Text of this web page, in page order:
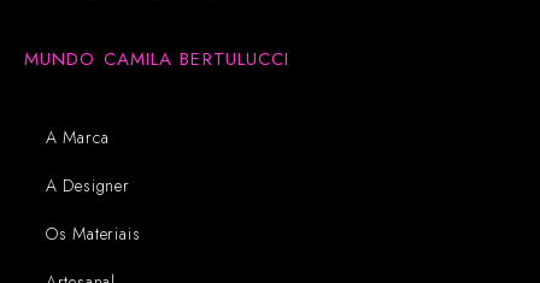
MUNDO CAMILA BERTULUCCI
A Marca
A Designer
Os Materiais